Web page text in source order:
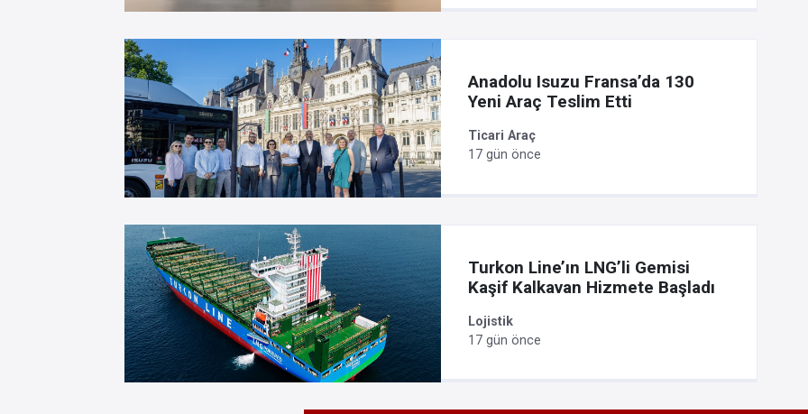
Anadolu Isuzu Fransa’da 130
Yeni Araç Teslim Etti
Ticari Araç
17 gün önce
Turkon Line’ın LNG’li Gemisi
Kaşif Kalkavan Hizmete Başladı
Lojistik
17 gün önce